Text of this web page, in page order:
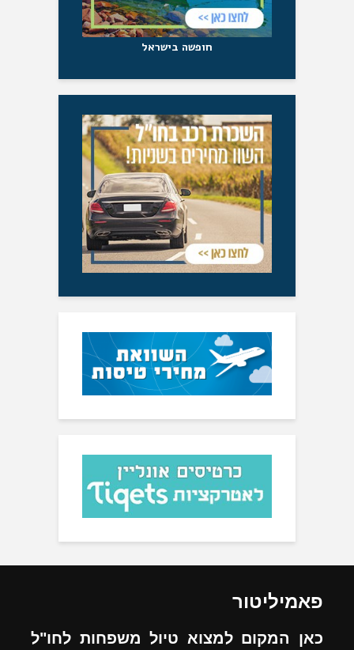
חופשה בישראל
פאמיליטור
כאן המקום למצוא טיול משפחות לחו"ל